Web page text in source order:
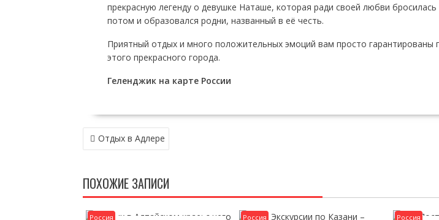
прекрасную легенду о девушке Наташе, которая ради своей любви бросилась
потом и образовался родни, названный в её честь.
Приятный отдых и много положительных эмоций вам просто гарантированы
этого прекрасного города.
Геленджик на карте России
НАВИГАЦИЯ
ПО Отдых в Адлере
ПОХОЖИЕ ЗАПИСИ
Россия Россия Россия